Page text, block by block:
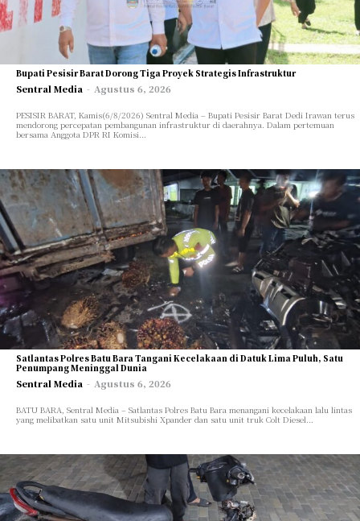
Bupati Pesisir Barat Dorong Tiga Proyek Strategis Infrastruktur
Sentral Media - Agustus 6, 2026
PESISIR BARAT, Kamis(6/8/2026) Sentral Media – Bupati Pesisir Barat Dedi Irawan terus
mendorong percepatan pembangunan infrastruktur di daerahnya. Dalam pertemuan
bersama Anggota DPR RI Komisi...
Satlantas Polres Batu Bara Tangani Kecelakaan di Datuk Lima Puluh, Satu
Penumpang Meninggal Dunia
Sentral Media - Agustus 6, 2026
BATU BARA, Sentral Media – Satlantas Polres Batu Bara menangani kecelakaan lalu lintas
yang melibatkan satu unit Mitsubishi Xpander dan satu unit truk Colt Diesel...